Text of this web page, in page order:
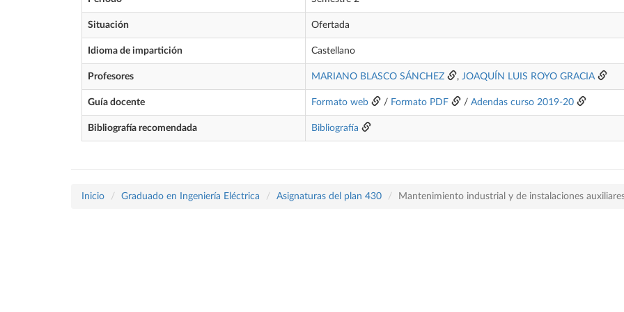
Situación Ofertada
Idioma de impartición Castellano
Profesores MARIANO BLASCO SÁNCHEZ , JOAQUÍN LUIS ROYO GRACIA
Guía docente Formato web / Formato PDF / Adendas curso 2019-20
Bibliografía recomendada Bibliografía
Inicio Graduado en Ingeniería Eléctrica Asignaturas del plan 430 Mantenimiento industrial y de instalaciones